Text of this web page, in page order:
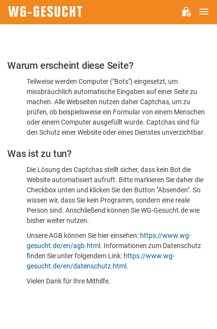
Bitte
dass
sind
Warum erscheint diese Seite?
Teilweise werden Computer ("Bots") eingesetzt, um
missbräuchlich automatische Eingaben auf einer Seite zu
machen. Alle Webseiten nutzen daher Captchas, um zu
prüfen, ob beispielsweise ein Formular von einem Menschen
oder einem Computer ausgefüllt wurde. Captchas sind für
den Schutz einer Website oder eines Dienstes unverzichtbar.
Was ist zu tun?
Die Lösung des Captchas stellt sicher, dass kein Bot die
Website automatisiert aufruft. Bitte markieren Sie daher die
Checkbox unten und klicken Sie den Button "Absenden". So
wissen wir, dass Sie kein Programm, sondern eine reale
Person sind. Anschließend können Sie WG-Gesucht.de wie
bisher weiter nutzen.
Unsere AGB können Sie hier einsehen: https://www.wg-
gesucht.de/en/agb.html . Informationen zum Datenschutz
finden Sie unter folgendem Link: https://www.wg-
gesucht.de/en/datenschutz.html .
Vielen Dank für Ihre Mithilfe.